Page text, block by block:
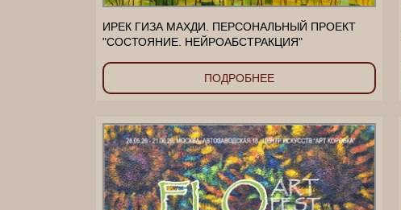
ИРЕК ГИЗА МАХДИ. ПЕРСОНАЛЬНЫЙ ПРОЕКТ
"СОСТОЯНИЕ. НЕЙРОАБСТРАКЦИЯ"
ПОДРОБНЕЕ